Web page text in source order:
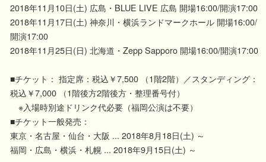
2018年11月10日(土) 広島・BLUE LIVE 広島 開場16:00/開演17:00
2018年11月17日(土) 神奈川・横浜ランドマークホール 開場16:00/
開演17:00
2018年11月25日(日) 北海道・Zepp Sapporo 開場16:00/開演17:00
■チケット： 指定席：税込￥7,500 （1階2階）／スタンディング：
税込￥7,000 （1階後方2階後方・整理番号付）
※入場時別途ドリンク代必要（福岡公演は不要）
■チケット一般発売：
東京・名古屋・仙台・大阪 ... 2018年8月18日(土) ～
福岡・広島・横浜・札幌 ... 2018年9月15日(土) ～